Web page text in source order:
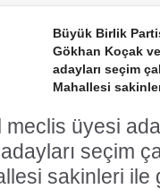
Gölbaşı
İNCEK
Büyük Birlik
Gökhan Koçak
adayları seçim
Mahallesi
üyesi
seçim
sakinleri ile